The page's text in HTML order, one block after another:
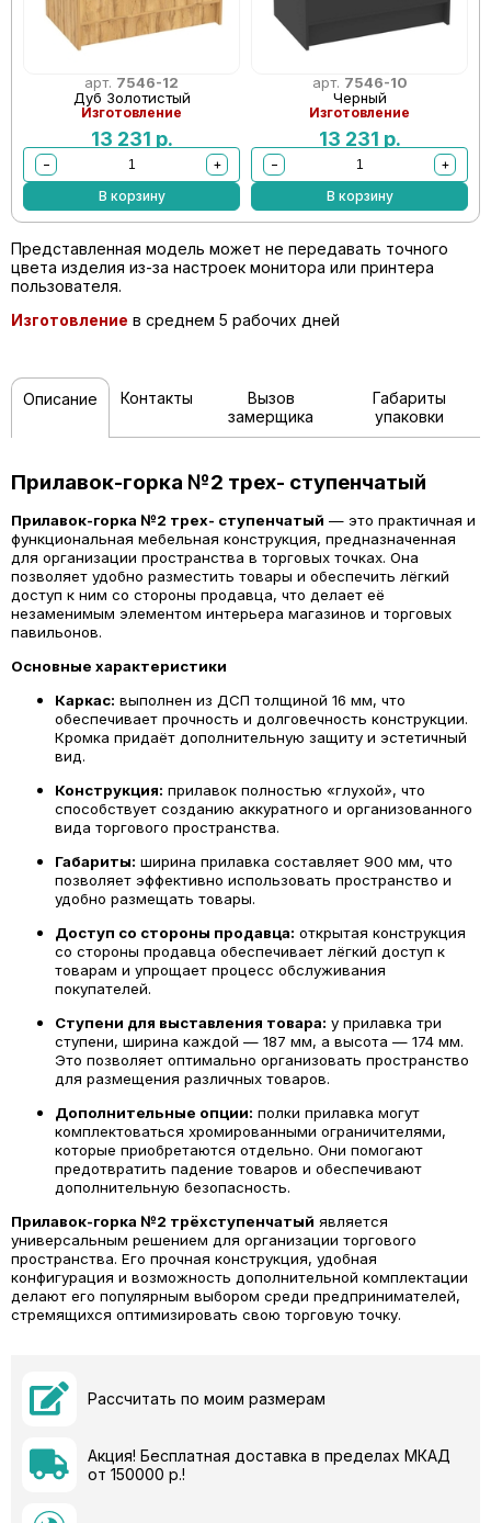
арт. 7546-12
Дуб Золотистый
Изготовление
13 231 р.
−
+
В корзину
арт. 7546-10
Черный
Изготовление
13 231 р.
−
+
В корзину
Представленная модель может не передавать точного
цвета изделия из-за настроек монитора или принтера
пользователя.
Изготовление в среднем 5 рабочих дней
Описание Контакты
Вызов
замерщика
Габариты
упаковки
Прилавок-горка №2 трех- ступенчатый
Прилавок-горка №2 трех- ступенчатый — это практичная и
функциональная мебельная конструкция, предназначенная
для организации пространства в торговых точках. Она
позволяет удобно разместить товары и обеспечить лёгкий
доступ к ним со стороны продавца, что делает её
незаменимым элементом интерьера магазинов и торговых
павильонов.
Основные характеристики
Каркас: выполнен из ДСП толщиной 16 мм, что
обеспечивает прочность и долговечность конструкции.
Кромка придаёт дополнительную защиту и эстетичный
вид.
Конструкция: прилавок полностью «глухой», что
способствует созданию аккуратного и организованного
вида торгового пространства.
Габариты: ширина прилавка составляет 900 мм, что
позволяет эффективно использовать пространство и
удобно размещать товары.
Доступ со стороны продавца: открытая конструкция
со стороны продавца обеспечивает лёгкий доступ к
товарам и упрощает процесс обслуживания
покупателей.
Ступени для выставления товара: у прилавка три
ступени, ширина каждой — 187 мм, а высота — 174 мм.
Это позволяет оптимально организовать пространство
для размещения различных товаров.
Дополнительные опции: полки прилавка могут
комплектоваться хромированными ограничителями,
которые приобретаются отдельно. Они помогают
предотвратить падение товаров и обеспечивают
дополнительную безопасность.
Прилавок-горка №2 трёхступенчатый является
универсальным решением для организации торгового
пространства. Его прочная конструкция, удобная
конфигурация и возможность дополнительной комплектации
делают его популярным выбором среди предпринимателей,
стремящихся оптимизировать свою торговую точку.
Рассчитать по моим размерам
Акция! Бесплатная доставка в пределах МКАД
от 150000 р.!